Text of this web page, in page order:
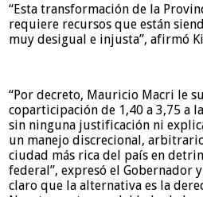
“Esta transformación de la
requiere recursos que están
muy desigual e injusta”, afirmó
“Por decreto, Mauricio Macri le
coparticipación de 1,40 a 3,75 a
sin ninguna justificación ni
un manejo discrecional,
ciudad más rica del país en
federal”, expresó el Gobernador
claro que la alternativa es la